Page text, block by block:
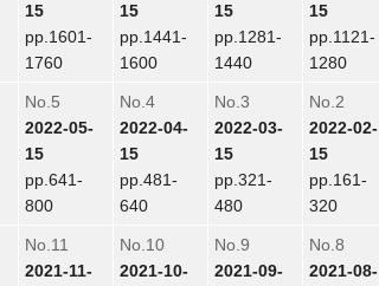
15
pp.1601-
1760
15
pp.1441-
1600
15
pp.1281-
1440
15
pp.1121-
1280
No.5
2022-05-
15
pp.641-
800
No.4
2022-04-
15
pp.481-
640
No.3
2022-03-
15
pp.321-
480
No.2
2022-02-
15
pp.161-
320
No.11
2021-11-
No.10
2021-10-
No.9
2021-09-
No.8
2021-08-